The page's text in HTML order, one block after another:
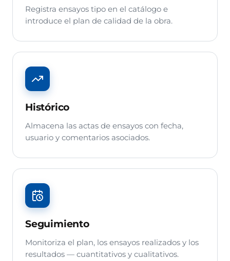
Registra ensayos tipo en el catálogo e
introduce el plan de calidad de la obra.
Histórico
Almacena las actas de ensayos con fecha,
usuario y comentarios asociados.
Seguimiento
Monitoriza el plan, los ensayos realizados y los
resultados — cuantitativos y cualitativos.